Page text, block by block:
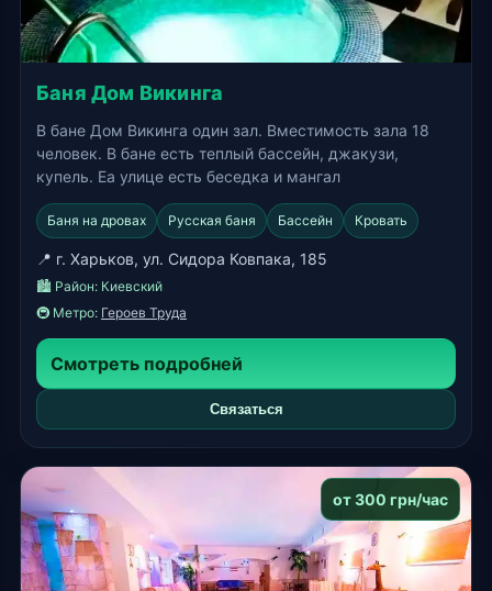
Баня Дом Викинга
В бане Дом Викинга один зал. Вместимость зала 18
человек. В бане есть теплый бассейн, джакузи,
купель. Еа улице есть беседка и мангал
Баня на дровах Русская баня Бассейн Кровать
📍 г. Харьков, ул. Сидора Ковпака, 185
🏙️ Район: Киевский
🚇 Метро: Героев Труда
Смотреть подробней
Связаться
от 300 грн/час